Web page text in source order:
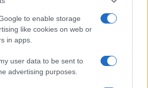
to enable storage
like cookies on web or
in apps.
user data to be sent to
advertising purposes.
: "Vivre ensemble ce
vous", un écran géant à
suivre la finale du Top 14
: Surprise ! Antoine
les Bleus pour le
des nations après la
14